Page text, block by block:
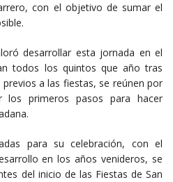
con el objetivo de sumar el
desarrollar esta jornada en el
todos los quintos que año tras
a las fiestas, se reúnen por
primeros pasos para hacer
para su celebración, con el
en los años venideros, se
del inicio de las Fiestas de San